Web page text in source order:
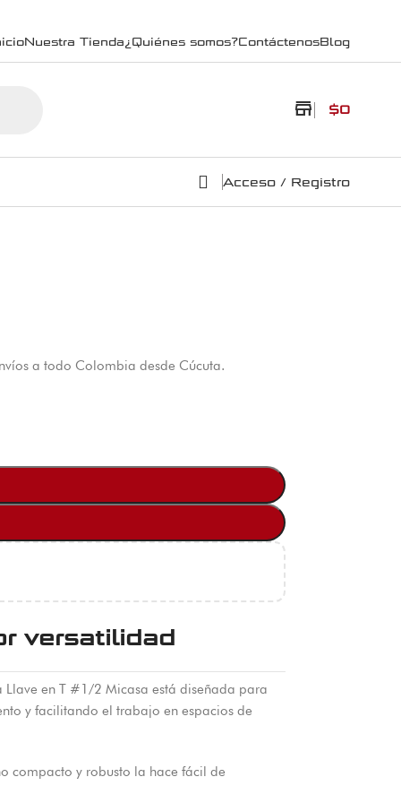
Nuestra Tienda¿Quiénes somos?ContáctenosBlog
store $0
Acceso / Registro
a todo Colombia desde Cúcuta.
versatilidad
en T #1/2 Micasa está diseñada para
y facilitando el trabajo en espacios de
compacto y robusto la hace fácil de